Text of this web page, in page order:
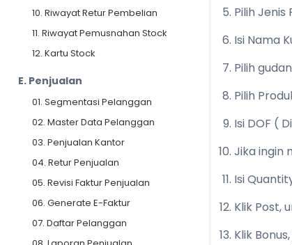
10. Riwayat Retur Pembelian
11. Riwayat Pemusnahan Stock
12. Kartu Stock
E. Penjualan
01. Segmentasi Pelanggan
02. Master Data Pelanggan
03. Penjualan Kantor
04. Retur Penjualan
05. Revisi Faktur Penjualan
06. Generate E-Faktur
07. Daftar Pelanggan
Pilih Jenis
Isi Nama
Pilih
Pilih
Isi DOF (
Jika ingin
Isi
Klik Post,
Klik